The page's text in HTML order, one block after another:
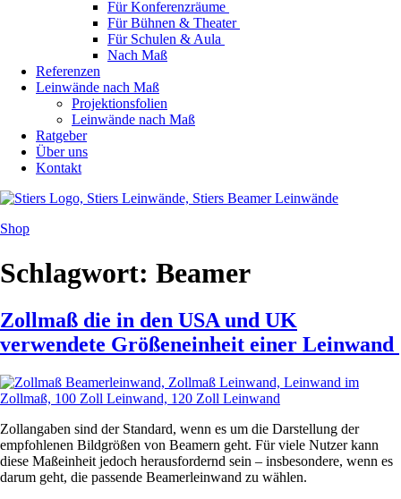
Für Konferenzräume
Für Bühnen & Theater
Für Schulen & Aula
Nach Maß
Referenzen
Leinwände nach Maß
Projektionsfolien
Leinwände nach Maß
Ratgeber
Über uns
Kontakt
Shop
Schlagwort: Beamer
Zollmaß die in den USA und UK
verwendete Größeneinheit einer Leinwand
Zollangaben sind der Standard, wenn es um die Darstellung der
empfohlenen Bildgrößen von Beamern geht. Für viele Nutzer kann
diese Maßeinheit jedoch herausfordernd sein – insbesondere, wenn es
darum geht, die passende Beamerleinwand zu wählen.